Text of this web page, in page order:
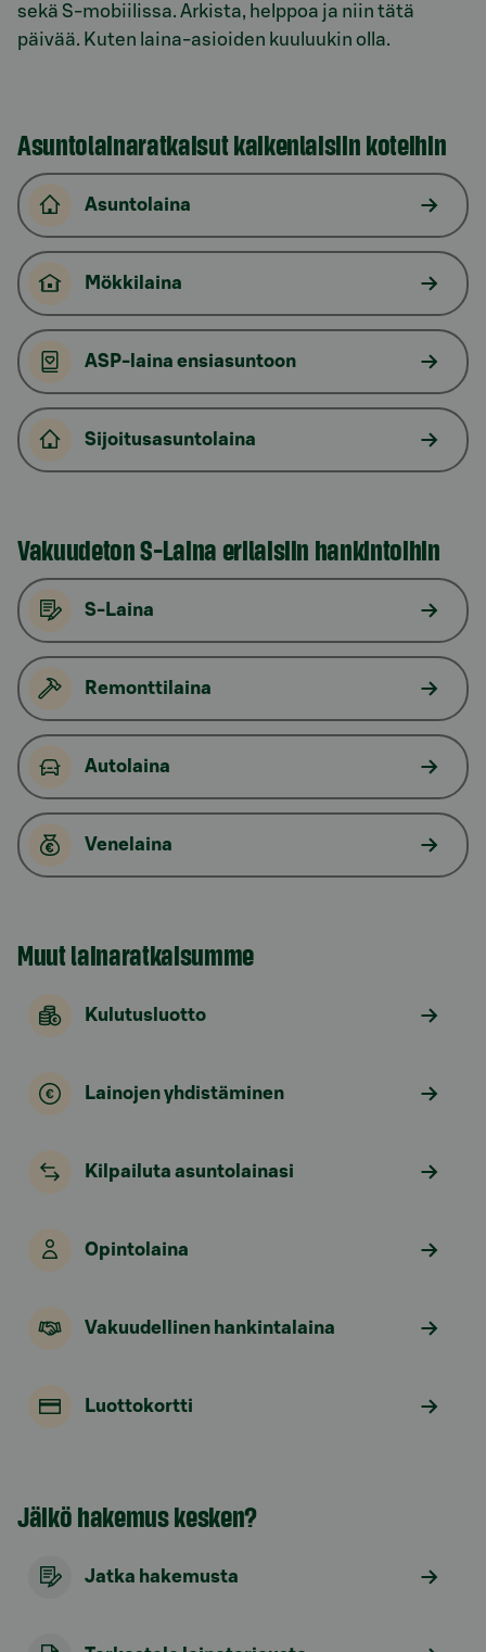
sekä S-mobiilissa. Arkista, helppoa ja niin tätä
päivää. Kuten laina-asioiden kuuluukin olla.
Model.AnchorLinkTargetDescription lainat
Asuntolainaratkaisut kaikenlaisiin koteihin
Asuntolaina
Mökkilaina
ASP-laina ensiasuntoon
Sijoitusasuntolaina
Vakuudeton S-Laina erilaisiin hankintoihin
S-Laina
Remonttilaina
Autolaina
Venelaina
Muut lainaratkaisumme
Kulutusluotto
Lainojen yhdistäminen
Kilpailuta asuntolainasi
Opintolaina
Vakuudellinen hankintalaina
Luottokortti
Jäikö hakemus kesken?
Jatka hakemusta